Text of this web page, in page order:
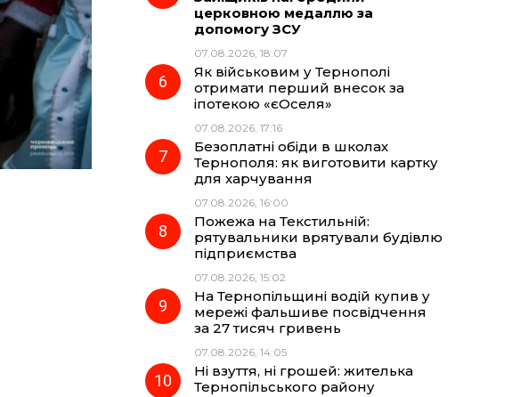
церковною медаллю за
допомогу ЗСУ
07.08.2026, 18:07
Як військовим у Тернополі
отримати перший внесок за
іпотекою «єОселя»
07.08.2026, 17:16
Безоплатні обіди в школах
Тернополя: як виготовити картку
для харчування
07.08.2026, 16:00
Пожежа на Текстильній:
рятувальники врятували будівлю
підприємства
07.08.2026, 15:02
На Тернопільщині водій купив у
мережі фальшиве посвідчення
за 27 тисяч гривень
07.08.2026, 14:05
Ні взуття, ні грошей: жителька
Тернопільського району